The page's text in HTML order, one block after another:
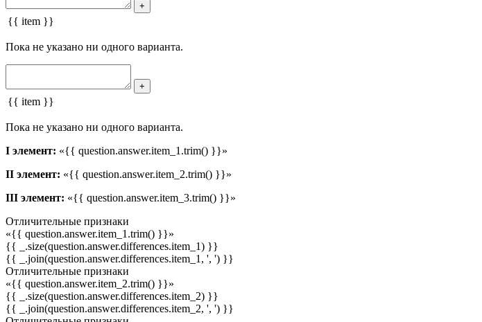
+
{{ item }}
Пока не указано ни одного варианта.
+
{{ item }}
Пока не указано ни одного варианта.
I элемент: «{{ question.answer.item_1.trim() }}»
II элемент: «{{ question.answer.item_2.trim() }}»
III элемент: «{{ question.answer.item_3.trim() }}»
Отличительные признаки
«{{ question.answer.item_1.trim() }}»
{{ _.size(question.answer.differences.item_1) }}
{{ _.join(question.answer.differences.item_1, ', ') }}
Отличительные признаки
«{{ question.answer.item_2.trim() }}»
{{ _.size(question.answer.differences.item_2) }}
{{ _.join(question.answer.differences.item_2, ', ') }}